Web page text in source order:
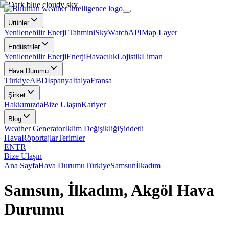
Ürünler
Yenilenebilir Enerji TahminiSkyWatchAPIMap Layer
Endüstriler
Yenilenebilir EnerjiEnerjiHavacılıkLojistikLiman
Hava Durumu
TürkiyeABDİspanyaİtalyaFransa
Şirket
HakkımızdaBize UlaşınKariyer
Blog
Weather Generatorİklim DeğişikliğiŞiddetli
HavaRöportajlarTerimler
ENTR
Bize Ulaşın
Ana SayfaHava DurumuTürkiyeSamsunİlkadım
Samsun, İlkadım, Akgöl Hava
Durumu